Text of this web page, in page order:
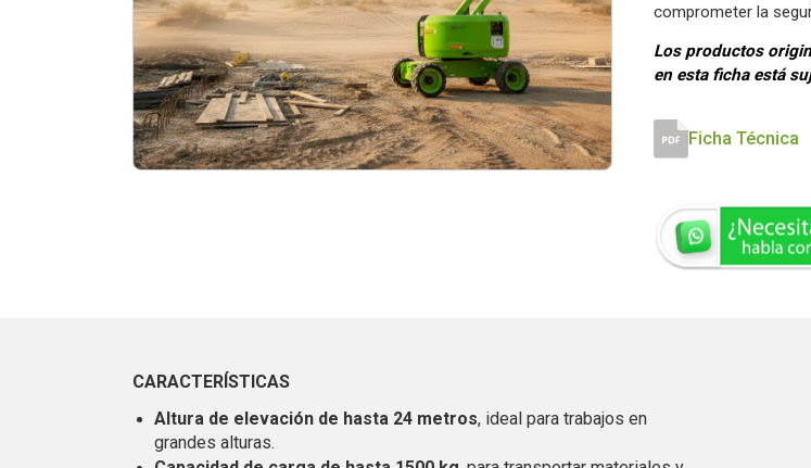
comprometer la
Los productos
en esta ficha está
Ficha Técnica
CARACTERÍSTICAS
Altura de elevación de hasta 24 metros, ideal para trabajos en
grandes alturas.